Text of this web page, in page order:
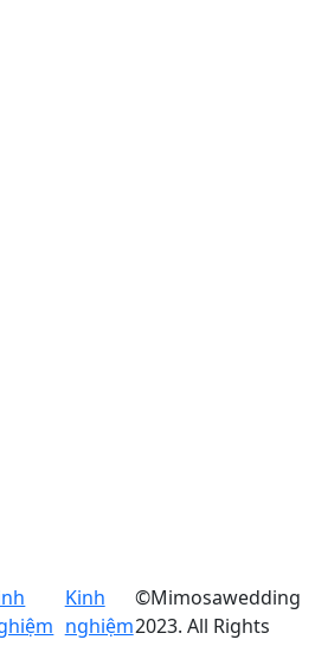
Kinh
nghiệm
©Mimosawedding
2023. All Rights